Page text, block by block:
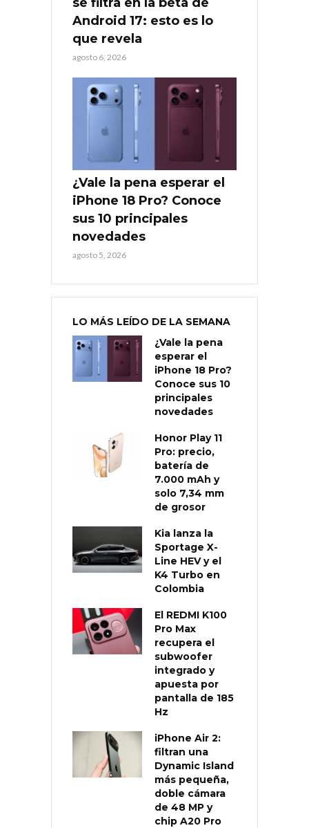
Android 17: esto es lo
que revela
agosto 6, 2026
¿Vale la pena esperar el
iPhone 18 Pro? Conoce
sus 10 principales
novedades
agosto 5, 2026
LO MÁS LEÍDO DE LA SEMANA
¿Vale la pena
esperar el
iPhone 18 Pro?
Conoce sus 10
principales
novedades
Honor Play 11
Pro: precio,
batería de
7.000 mAh y
solo 7,34 mm
de grosor
Kia lanza la
Sportage X-
Line HEV y el
K4 Turbo en
Colombia
El REDMI K100
Pro Max
recupera el
subwoofer
integrado y
apuesta por
pantalla de 185
Hz
iPhone Air 2:
filtran una
Dynamic Island
más pequeña,
doble cámara
de 48 MP y
chip A20 Pro